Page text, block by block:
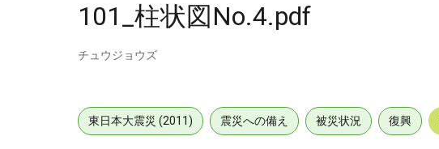
101_柱状図No.4.pdf
チュウジョウズ
東日本大震災 (2011) 震災への備え 被災状況 復興